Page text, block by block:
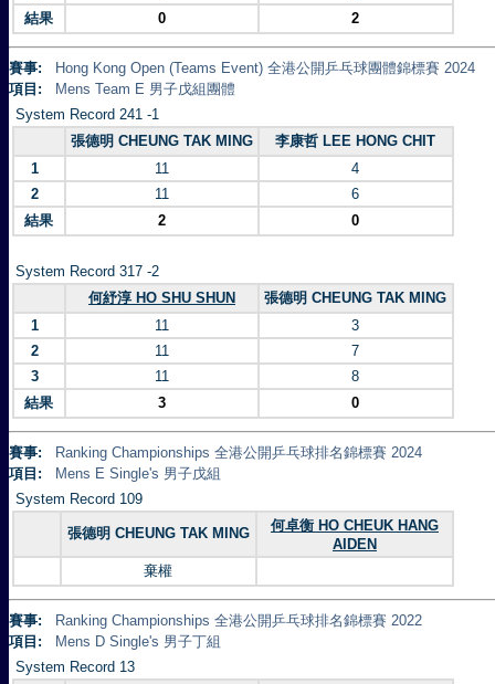
結果
0 2
賽事:
Hong Kong Open (Teams Event) 全港公開乒乓球團體錦標賽 2024
項目:
Mens Team E 男子戊組團體
System Record 241 -1
張德明 CHEUNG TAK MING
李康哲 LEE HONG CHIT
1
11
4
2
11
6
結果
2 0
System Record 317 -2
何紓淳 HO SHU SHUN
張德明 CHEUNG TAK MING
1
11
3
2
11
7
3
11
8
結果
3 0
賽事:
Ranking Championships 全港公開乒乓球排名錦標賽 2024
項目:
Mens E Single's 男子戊組
System Record 109
張德明 CHEUNG TAK MING
何卓衡 HO CHEUK HANG
AIDEN
棄權
賽事:
Ranking Championships 全港公開乒乓球排名錦標賽 2022
項目:
Mens D Single's 男子丁組
System Record 13